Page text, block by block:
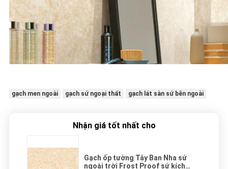
gạch men ngoài gạch sứ ngoại thất gạch lát sàn sứ bên ngoài
Nhận giá tốt nhất cho
Gạch ốp tường Tây Ban Nha sứ
ngoài trời Frost Proof sứ kích